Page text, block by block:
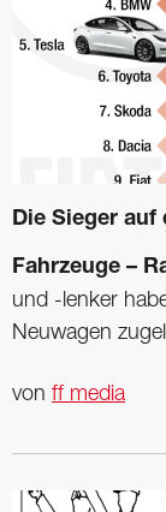
Die Sieger auf
Fahrzeuge –
und -lenker
Neuwagen
von ff media